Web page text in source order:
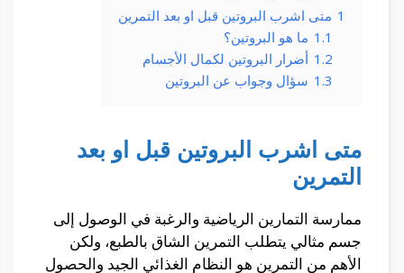
1 متى اشرب البروتين قبل او بعد التمرين
1.1 ما هو البروتين؟
1.2 أضرار البروتين لكمال الأجسام
1.3 سؤال وجواب عن البروتين
متى اشرب البروتين قبل او بعد
التمرين
ممارسة التمارين الرياضية والرغبة في الوصول إلى
جسم مثالي يتطلب التمرين الشاق بالطبع، ولكن
الأهم من التمرين هو النظام الغذائي الجيد والحصول